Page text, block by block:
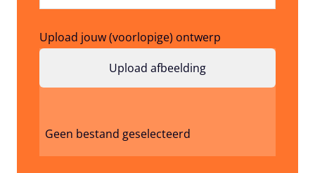
Upload jouw (voorlopige) ontwerp
Geen bestand geselecteerd